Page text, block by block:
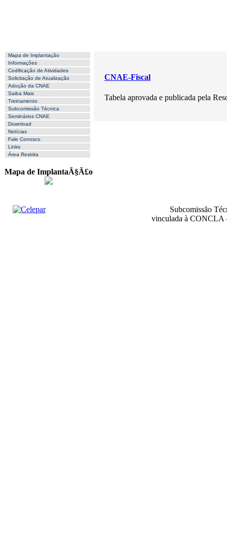
Mapa de Implantação
Informações
Codificação de Atividades
Solicitação de Atualização
Adoção da CNAE
Saiba Mais
Treinamento
Subcomissão Técnica
Seminários CNAE
Download
Notícias
Fale Conosco
Links
Área Restrita
Mapa de ImplantaÃ§Ã£o
CNAE-Fiscal
Tabela aprovada e publicada pela
Subcomissão
vinculada à CONCLA